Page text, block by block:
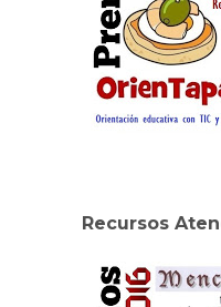
Recursos